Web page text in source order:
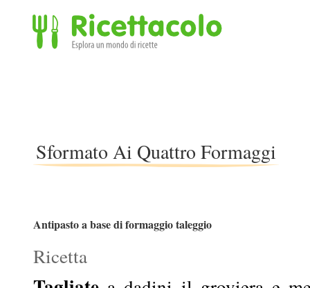
Sformato Ai Quattro Formaggi
Antipasto a base di formaggio taleggio
Ricetta